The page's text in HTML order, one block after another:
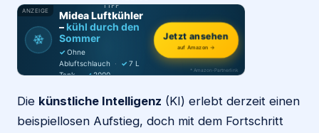
Login
ANZEIGE
❄
TIPP
Midea Luftkühler
–kühl durch den
Sommer
✓ Ohne
Abluftschlauch · ✓ 7 L
Tank · ✓2000
Jetzt ansehen
auf Amazon →
* Amazon-Partnerlink
Die künstliche Intelligenz (KI) erlebt derzeit einen
beispiellosen Aufstieg, doch mit dem Fortschritt